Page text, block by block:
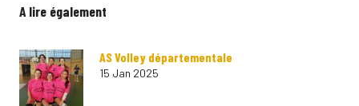
A lire également
AS Volley départementale
15 Jan 2025